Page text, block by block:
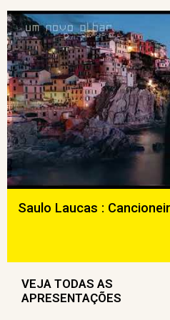
Saulo Laucas :
VEJA TODAS AS
APRESENTAÇÕES